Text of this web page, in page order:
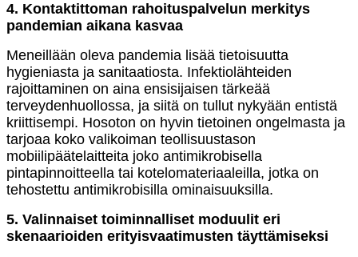
4. Kontaktittoman rahoituspalvelun merkitys
pandemian aikana kasvaa
Meneillään oleva pandemia lisää tietoisuutta
hygieniasta ja sanitaatiosta. Infektiolähteiden
rajoittaminen on aina ensisijaisen tärkeää
terveydenhuollossa, ja siitä on tullut nykyään entistä
kriittisempi. Hosoton on hyvin tietoinen ongelmasta ja
tarjoaa koko valikoiman teollisuustason
mobiilipäätelaitteita joko antimikrobisella
pintapinnoitteella tai kotelomateriaaleilla, jotka on
tehostettu antimikrobisilla ominaisuuksilla.
5. Valinnaiset toiminnalliset moduulit eri
skenaarioiden erityisvaatimusten täyttämiseksi